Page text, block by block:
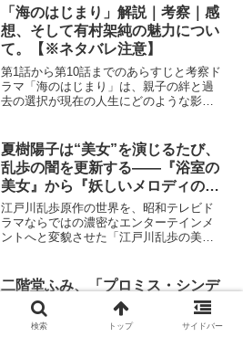
の最新作『だぁれかさんとアソぼ？』
は、若者たちの間で...
「海のはじまり」解説｜考察｜感
想、そして有村架純の魅力につい
て。【※ネタバレ注意】
第1話から第10話までのあらすじと考察ド
ラマ「海のはじまり」は、親子の絆と過
去の選択が現在の人生にどのような影響
娘・南雲海（泉谷星奈）、そして恋人の
百瀬弥生（有村架純）が...
夏樹陽子は“美女”を演じるたび、
乱歩の闇を更新する――『浴室の
美女』から『妖しいメロディの美
女』まで
江戸川乱歩原作の世界を、昭和テレビド
ラマならではの濃密なエンターテインメ
ントへと変貌させた「江戸川乱歩の美女
て、タイトルに必ず刻まれる“美女”という
言葉。このシリーズを...
二階堂ふみ、「プロミス・シンデ
レラ」だけじゃない、今見直した
い映画5選
検索 トップ サイドバー